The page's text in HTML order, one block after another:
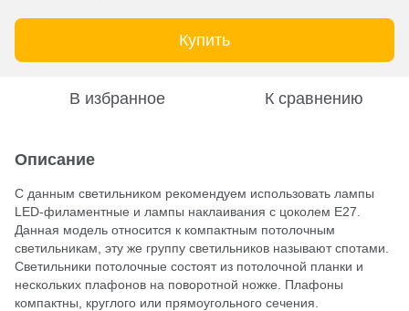
Купить
В избранное К сравнению
Описание
С данным светильником рекомендуем использовать лампы
LED-филаментные и лампы наклаивания с цоколем Е27.
Данная модель относится к компактным потолочным
светильникам, эту же группу светильников называют спотами.
Светильники потолочные состоят из потолочной планки и
нескольких плафонов на поворотной ножке. Плафоны
компактны, круглого или прямоугольного сечения.